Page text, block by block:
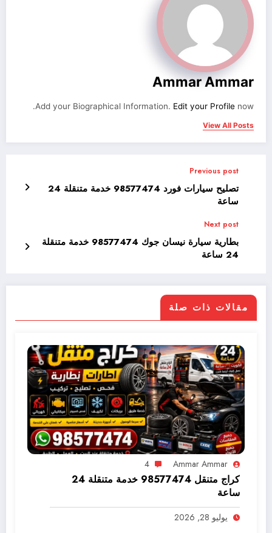
Ammar Ammar
Add your Biographical Information. Edit your Profile now.
View All Posts
Previous post
تصليح سيارات فورد 98577474 خدمة متنقلة 24
ساعة
Next post
بطارية سيارة نيسان جوك 98577474 خدمة متنقلة
24 ساعة
مقالات ذات صلة
Ammar Ammar
4
كراج متنقل 98577474 خدمة متنقلة 24
ساعة
يوليو 28, 2026